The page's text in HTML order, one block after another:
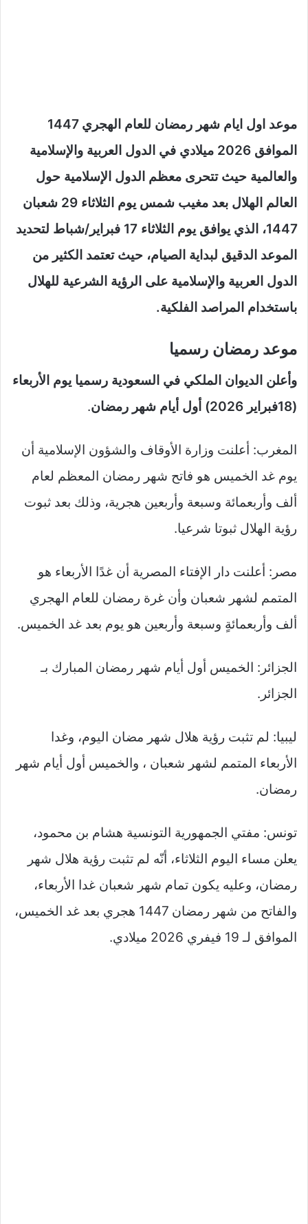
موعد اول ايام شهر رمضان للعام الهجري 1447
الموافق 2026 ميلادي في الدول العربية والإسلامية
والعالمية حيث تتحرى معظم الدول الإسلامية حول
العالم الهلال بعد مغيب شمس يوم الثلاثاء 29 شعبان
1447، الذي يوافق يوم الثلاثاء 17 فبراير/شباط لتحديد
الموعد الدقيق لبداية الصيام، حيث تعتمد الكثير من
الدول العربية والإسلامية على الرؤية الشرعية للهلال
باستخدام المراصد الفلكية.
موعد رمضان رسميا
وأعلن الديوان الملكي في السعودية رسميا يوم الأربعاء
(18فبراير 2026) أول أيام شهر رمضان
.
المغرب: أعلنت وزارة الأوقاف والشؤون الإسلامية أن
يوم غد الخميس هو فاتح شهر رمضان المعظم لعام
ألف وأربعمائة وسبعة وأربعين هجرية، وذلك بعد ثبوت
رؤية الهلال ثبوتا شرعيا.
مصر: أعلنت دار الإفتاء المصرية أن غدًا الأربعاء هو
المتمم لشهر شعبان وأن غرة رمضان للعام الهجري
ألف وأربعمائةٍ وسبعة وأربعين هو يوم بعد غد الخميس.
الجزائر: الخميس أول أيام شهر رمضان المبارك بـ
الجزائر.
ليبيا: لم تثبت رؤية هلال شهر مضان اليوم، وغدا
الأربعاء المتمم لشهر شعبان ، والخميس أول أيام شهر
رمضان.
تونس: مفتي الجمهورية التونسية هشام بن محمود،
يعلن مساء اليوم الثلاثاء، أنّه لم تثبت رؤية هلال شهر
رمضان، وعليه يكون تمام شهر شعبان غدا الأربعاء،
والفاتح من شهر رمضان 1447 هجري بعد غد الخميس،
الموافق لـ 19 فيفري 2026 ميلادي.